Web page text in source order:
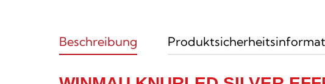
Beschreibung